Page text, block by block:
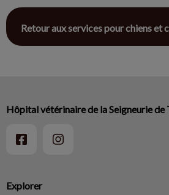
Retour aux services pour chiens et
Explorer
Hôpital vétérinaire de la Seigneurie de